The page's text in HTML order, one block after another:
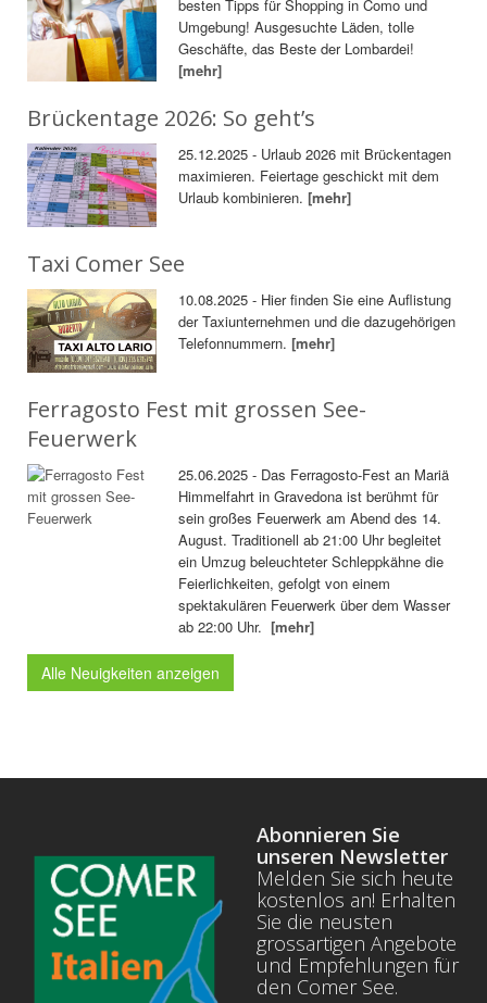
besten Tipps für Shopping in Como und
Umgebung! Ausgesuchte Läden, tolle
Geschäfte, das Beste der Lombardei!
[mehr]
Brückentage 2026: So geht’s
25.12.2025 - Urlaub 2026 mit Brückentagen
maximieren. Feiertage geschickt mit dem
Urlaub kombinieren.[mehr]
Taxi Comer See
10.08.2025 - Hier finden Sie eine Auflistung
der Taxiunternehmen und die dazugehörigen
Telefonnummern.[mehr]
Ferragosto Fest mit grossen See-
Feuerwerk
25.06.2025 - Das Ferragosto-Fest an Mariä
Himmelfahrt in Gravedona ist berühmt für
sein großes Feuerwerk am Abend des 14.
August. Traditionell ab 21:00 Uhr begleitet
ein Umzug beleuchteter Schleppkähne die
Feierlichkeiten, gefolgt von einem
spektakulären Feuerwerk über dem Wasser
ab 22:00 Uhr.[mehr]
Alle Neuigkeiten anzeigen
Abonnieren Sie
unseren Newsletter
Melden Sie sich heute
kostenlos an! Erhalten
Sie die neusten
grossartigen Angebote
und Empfehlungen für
den Comer See.